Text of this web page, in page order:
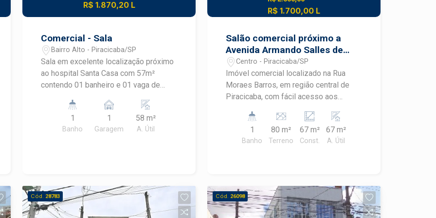
R$ 1.870,20 L
Comercial - Sala
Bairro Alto - Piracicaba/SP
Sala em excelente localização próximo
ao hospital Santa Casa com 57m²
contendo 01 banheiro e 01 vaga de
excelente infraestrutura e oferece 02
elevadores sociais e outro com
dimensões para maca, auditório,
1
Banho
1
Garagem
58 m²
A. Útil
R$ 1.700,00 L
Salão comercial próximo a
Avenida Armando Salles de
Oliveira
Centro - Piracicaba/SP
Imóvel comercial localizado na Rua
Moraes Barros, em região central de
Piracicaba, com fácil acesso aos
serviços da cidade. Excelente
oportunidade para escritórios,
consultórios, lojas ou pequenos
aproveitamento interno - 01 banheiro -
Espaço versátil para diferentes
segmentos comerciais Imóvel
1
Banho
80 m²
Terreno
67 m²
Const.
67 m²
A. Útil
Cód. 28783 Cód. 26098